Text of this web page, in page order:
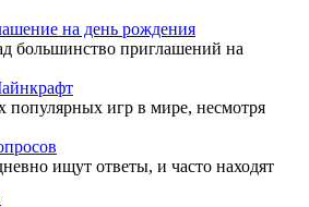
на день рождения
большинство приглашений на
популярных игр в мире, несмотря
ищут ответы, и часто находят